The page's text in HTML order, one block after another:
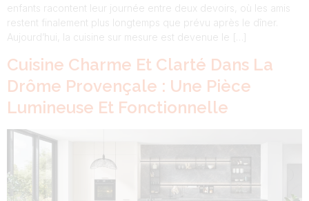
enfants racontent leur journée entre deux devoirs, où les amis
restent finalement plus longtemps que prévu après le dîner.
Aujourd’hui, la cuisine sur mesure est devenue le […]
Cuisine Charme Et Clarté Dans La
Drôme Provençale : Une Pièce
Lumineuse Et Fonctionnelle